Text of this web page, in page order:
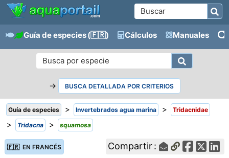
Guía de especies(🇫🇷) Cálculos Manuales
→ BUSCA DETALLADA POR CRITERIOS
Guía de especies > Invertebrados agua marina > Tridacnidae
> Tridacna > squamosa
🇫🇷 EN FRANCÉS Compartir :